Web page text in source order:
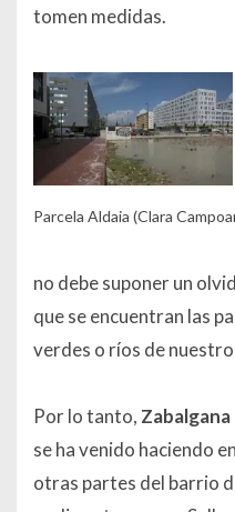
tomen medidas.
Parcela Aldaia (Clara
no debe suponer un
que se encuentran las
verdes o ríos de
Por lo tanto,
se ha venido haciendo
otras partes del barrio